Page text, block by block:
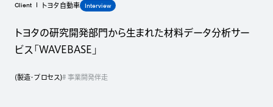
Client トヨタ自動車 Interview
トヨタの研究開発部門から生まれた材料データ分析サー
ビス「WAVEBASE」
(製造・プロセス)# 事業開発伴走